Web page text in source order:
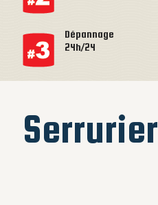
Dépannage
24h/24
Serrurier